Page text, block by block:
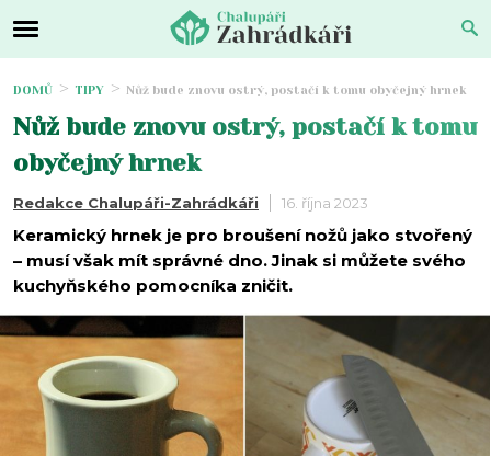
DOMŮ TIPY Nůž bude znovu ostrý, postačí k tomu obyčejný hrnek
Nůž bude znovu ostrý, postačí k tomu
obyčejný hrnek
Redakce Chalupáři-Zahrádkáři 16. října 2023
Keramický hrnek je pro broušení nožů jako stvořený
– musí však mít správné dno. Jinak si můžete svého
kuchyňského pomocníka zničit.